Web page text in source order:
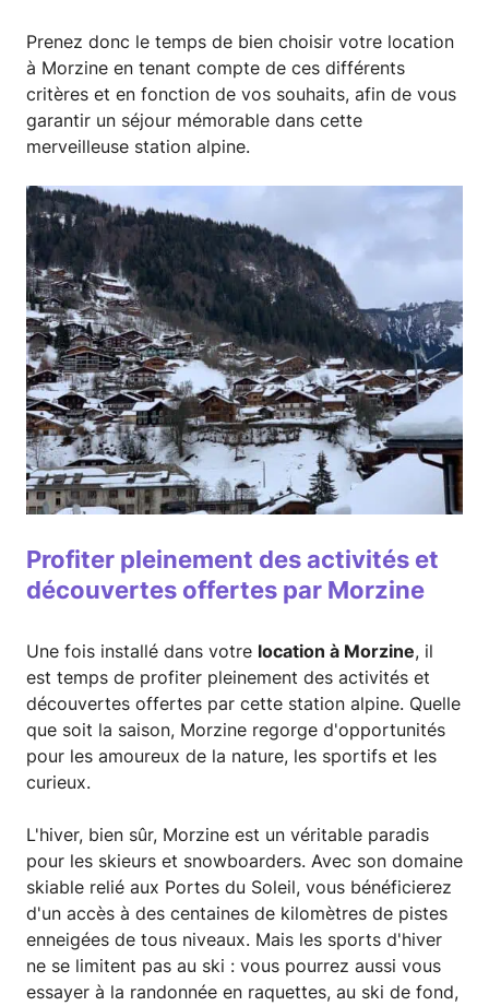
Prenez donc le temps de bien choisir votre location
à Morzine en tenant compte de ces différents
critères et en fonction de vos souhaits, afin de vous
garantir un séjour mémorable dans cette
merveilleuse station alpine.
Profiter pleinement des activités et
découvertes offertes par Morzine
Une fois installé dans votre location à Morzine, il
est temps de profiter pleinement des activités et
découvertes offertes par cette station alpine. Quelle
que soit la saison, Morzine regorge d'opportunités
pour les amoureux de la nature, les sportifs et les
curieux.
L'hiver, bien sûr, Morzine est un véritable paradis
pour les skieurs et snowboarders. Avec son domaine
skiable relié aux Portes du Soleil, vous bénéficierez
d'un accès à des centaines de kilomètres de pistes
enneigées de tous niveaux. Mais les sports d'hiver
ne se limitent pas au ski : vous pourrez aussi vous
essayer à la randonnée en raquettes, au ski de fond,